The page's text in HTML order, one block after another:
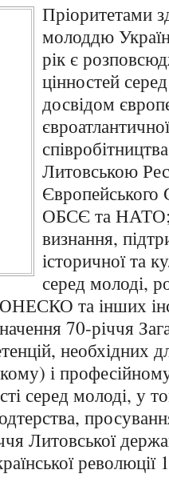
Пріоритетами
молоддю
рік є
цінностей
досвідом
Литовською
ОБСЄ та НАТО;
визнання,
історичної та
серед молоді,
та інших
70-річчя
необхідних
і
серед молоді, у
Литовської